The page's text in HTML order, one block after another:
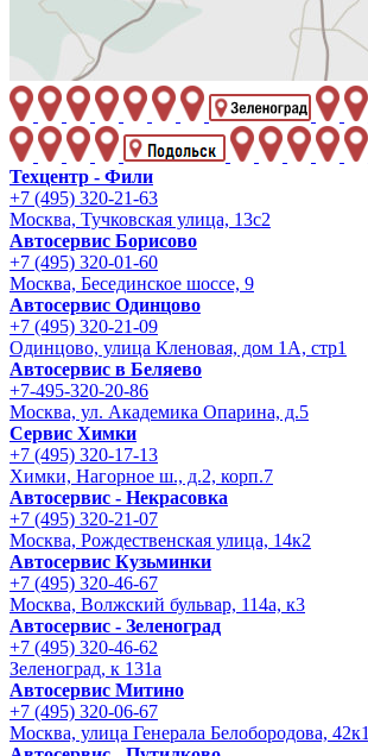
Техцентр - Фили
+7 (495) 320-21-63
Москва, Тучковская улица, 13с2
Автосервис Борисово
+7 (495) 320-01-60
Москва, Бесединское шоссе, 9
Автосервис Одинцово
+7 (495) 320-21-09
Одинцово, улица Кленовая, дом 1А, стр1
Автосервис в Беляево
+7-495-320-20-86
Москва, ул. Академика Опарина, д.5
Сервис Химки
+7 (495) 320-17-13
Химки, Нагорное ш., д.2, корп.7
Автосервис - Некрасовка
+7 (495) 320-21-07
Москва, Рождественская улица, 14к2
Автосервис Кузьминки
+7 (495) 320-46-67
Москва, Волжский бульвар, 114а, к3
Автосервис - Зеленоград
+7 (495) 320-46-62
Зеленоград, к 131а
Автосервис Митино
+7 (495) 320-06-67
Москва, улица Генерала Белобородова, 42к1